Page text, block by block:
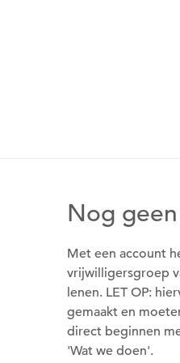
Nog
Met een account
vrijwilligersgroep
lenen. LET OP:
gemaakt en
direct beginnen
'Wat we doen'.